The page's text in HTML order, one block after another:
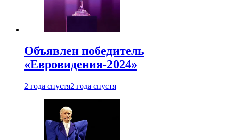
Объявлен победитель
«Евровидения-2024»
2 года спустя2 года спустя